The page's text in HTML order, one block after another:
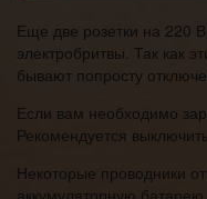
Еще две розетки на 220
электробритвы. Так как
бывают попросту
Если вам необходимо
Рекомендуется
Некоторые проводники
аккумуляторную батарею.